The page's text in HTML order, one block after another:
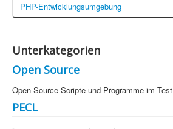
Webdesign
JavaScript
Sicherheit
PHP-Entwicklungsumgebung
Unterkategorien
Open Source
Open Source Scripte und Programme im Test
PECL